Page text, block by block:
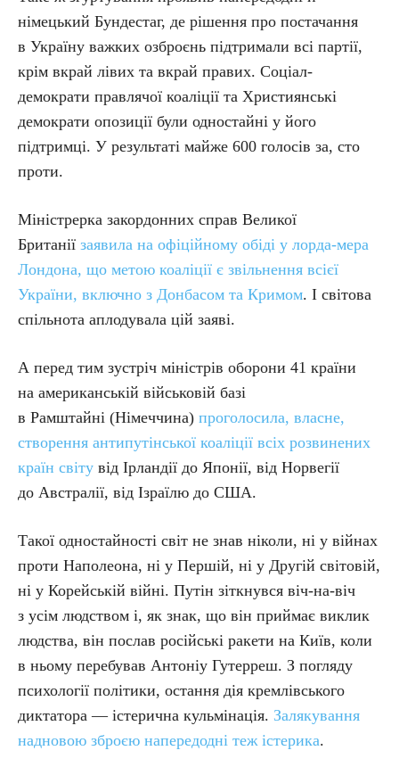
німецький Бундестаг, де рішення про постачання
в Україну важких озброєнь підтримали всі партії,
крім вкрай лівих та вкрай правих. Соціал-
демократи правлячої коаліції та Християнські
демократи опозиції були одностайні у його
підтримці. У результаті майже 600 голосів за, сто
проти.
Міністрерка закордонних справ Великої
Британії заявила на офіційному обіді у лорда-мера
Лондона, що метою коаліції є звільнення всієї
України, включно з Донбасом та Кримом. І світова
спільнота аплодувала цій заяві.
А перед тим зустріч міністрів оборони 41 країни
на американській військовій базі
в Рамштайні (Німеччина) проголосила, власне,
створення антипутінської коаліції всіх розвинених
країн світу від Ірландії до Японії, від Норвегії
до Австралії, від Ізраїлю до США.
Такої одностайності світ не знав ніколи, ні у війнах
проти Наполеона, ні у Першій, ні у Другій світовій,
ні у Корейській війні. Путін зіткнувся віч-на-віч
з усім людством і, як знак, що він приймає виклик
людства, він послав російські ракети на Київ, коли
в ньому перебував Антоніу Гутерреш. З погляду
психології політики, остання дія кремлівського
диктатора — істерична кульмінація. Залякування
надновою зброєю напередодні теж істерика.